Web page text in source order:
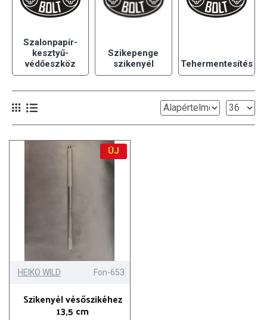
Szalonpapír-
kesztyű-
védőeszköz
Szikepenge
szikenyél
Tehermentesítés
ÚJ
HEIKO WILD Fon-653
Szikenyél vésőszikéhez
13,5 cm